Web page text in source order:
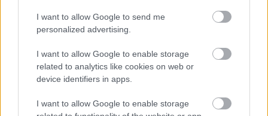
I want to allow Google to send me
personalized advertising.
I want to allow Google to enable storage
related to analytics like cookies on web or
device identifiers in apps.
I want to allow Google to enable storage
Hippodrom